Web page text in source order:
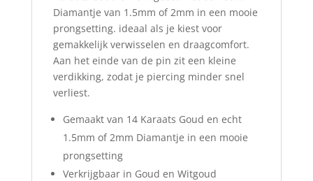
Diamantje van 1.5mm of 2mm in een mooie
prongsetting. ideaal als je kiest voor
gemakkelijk verwisselen en draagcomfort.
Aan het einde van de pin zit een kleine
verdikking, zodat je piercing minder snel
verliest.
Gemaakt van 14 Karaats Goud en echt
1.5mm of 2mm Diamantje in een mooie
prongsetting
Verkrijgbaar in Goud en Witgoud